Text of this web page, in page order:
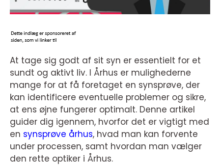
At tage sig godt af sit syn er essentielt for et
sundt og aktivt liv. I Århus er mulighederne
mange for at få foretaget en synsprøve, der
kan identificere eventuelle problemer og sikre,
at ens øjne fungerer optimalt. Denne artikel
guider dig igennem, hvorfor det er vigtigt med
en synsprøve århus, hvad man kan forvente
under processen, samt hvordan man vælger
den rette optiker i Århus.